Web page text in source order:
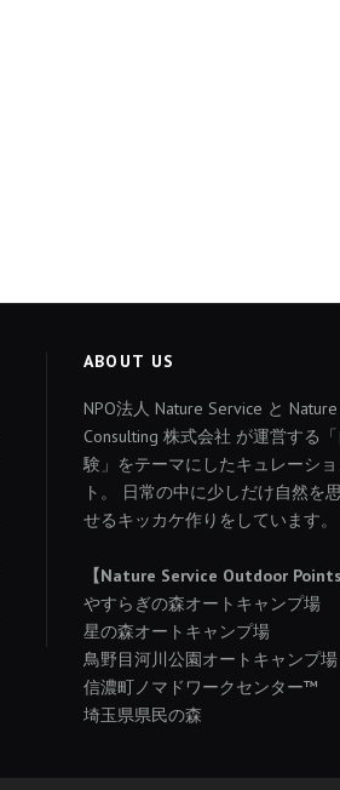
ABOUT US
NPO法人 Nature Service と
Consulting 株式会社 が運営する
験」をテーマにしたキュレーショ
ト。 日常の中に少しだけ自然を
せるキッカケ作りをしています。
【Nature Service Outdoor Points
やすらぎの森オートキャンプ場
星の森オートキャンプ場
鳥野目河川公園オートキャンプ場
信濃町ノマドワークセンター™
埼玉県県民の森